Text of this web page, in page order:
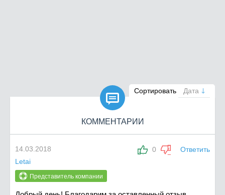
Сортировать Дата

КОММЕНТАРИИ
0 Ответить
14.03.2018
Letai
Представитель компании